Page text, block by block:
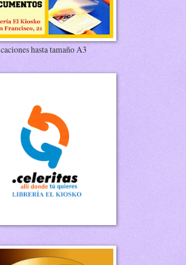
hasta tamaño A3